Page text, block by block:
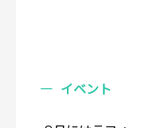
イベント